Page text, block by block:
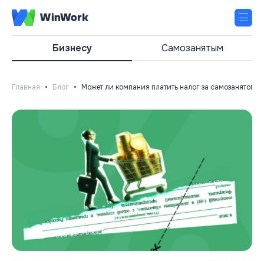
Бизнесу Самозанятым
Главная • Блог • Может ли компания платить налог за самозанятого?